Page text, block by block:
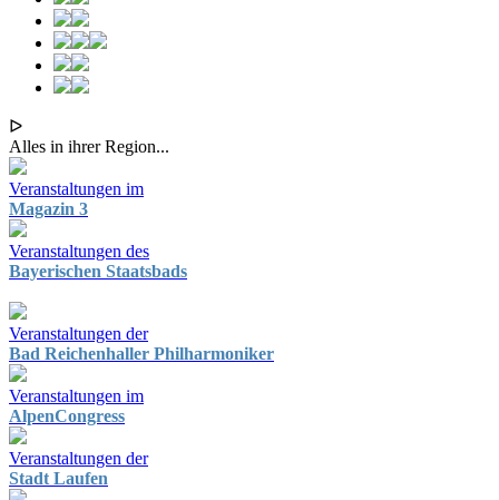
ᐅ
Alles in ihrer Region...
Veranstaltungen im
Magazin 3
Veranstaltungen des
Bayerischen Staatsbads
Veranstaltungen der
Bad Reichenhaller Philharmoniker
Veranstaltungen im
AlpenCongress
Veranstaltungen der
Stadt Laufen